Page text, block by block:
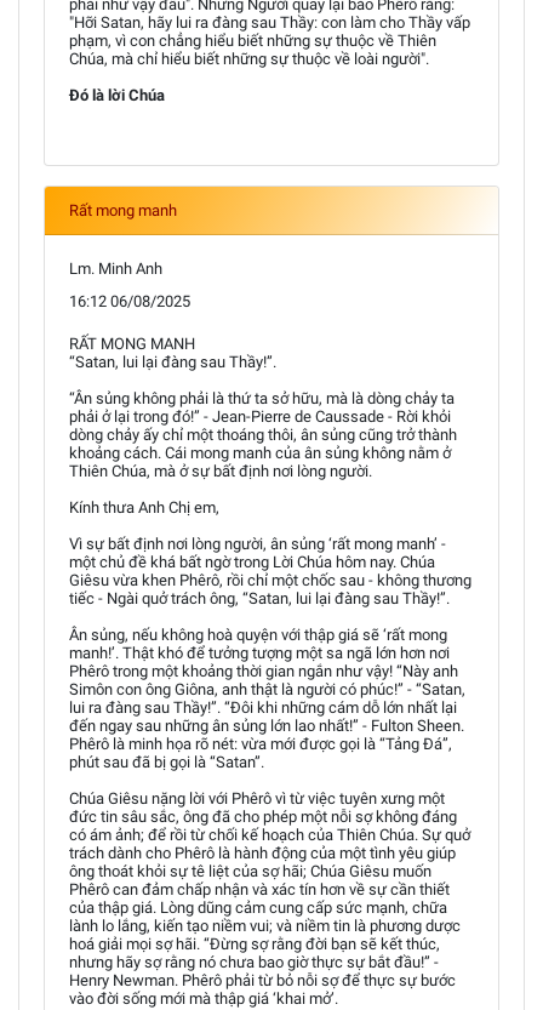
phải như vậy đâu". Nhưng Người quay lại bảo Phêrô rằng:
"Hỡi Satan, hãy lui ra đàng sau Thầy: con làm cho Thầy vấp
phạm, vì con chẳng hiểu biết những sự thuộc về Thiên
Chúa, mà chỉ hiểu biết những sự thuộc về loài người".
Đó là lời Chúa
Rất mong manh
Lm. Minh Anh
16:12 06/08/2025
RẤT MONG MANH
“Satan, lui lại đàng sau Thầy!”.
“Ân sủng không phải là thứ ta sở hữu, mà là dòng chảy ta
phải ở lại trong đó!” - Jean-Pierre de Caussade - Rời khỏi
dòng chảy ấy chỉ một thoáng thôi, ân sủng cũng trở thành
khoảng cách. Cái mong manh của ân sủng không nằm ở
Thiên Chúa, mà ở sự bất định nơi lòng người.
Kính thưa Anh Chị em,
Vì sự bất định nơi lòng người, ân sủng ‘rất mong manh’ -
một chủ đề khá bất ngờ trong Lời Chúa hôm nay. Chúa
Giêsu vừa khen Phêrô, rồi chỉ một chốc sau - không thương
tiếc - Ngài quở trách ông, “Satan, lui lại đàng sau Thầy!”.
Ân sủng, nếu không hoà quyện với thập giá sẽ ‘rất mong
manh!’. Thật khó để tưởng tượng một sa ngã lớn hơn nơi
Phêrô trong một khoảng thời gian ngắn như vậy! “Này anh
Simôn con ông Giôna, anh thật là người có phúc!” - “Satan,
lui ra đàng sau Thầy!”. “Đôi khi những cám dỗ lớn nhất lại
đến ngay sau những ân sủng lớn lao nhất!” - Fulton Sheen.
Phêrô là minh họa rõ nét: vừa mới được gọi là “Tảng Đá”,
phút sau đã bị gọi là “Satan”.
Chúa Giêsu nặng lời với Phêrô vì từ việc tuyên xưng một
đức tin sâu sắc, ông đã cho phép một nỗi sợ không đáng
có ám ảnh; để rồi từ chối kế hoạch của Thiên Chúa. Sự quở
trách dành cho Phêrô là hành động của một tình yêu giúp
ông thoát khỏi sự tê liệt của sợ hãi; Chúa Giêsu muốn
Phêrô can đảm chấp nhận và xác tín hơn về sự cần thiết
của thập giá. Lòng dũng cảm cung cấp sức mạnh, chữa
lành lo lắng, kiến tạo niềm vui; và niềm tin là phương dược
hoá giải mọi sợ hãi. “Đừng sợ rằng đời bạn sẽ kết thúc,
nhưng hãy sợ rằng nó chưa bao giờ thực sự bắt đầu!” -
Henry Newman. Phêrô phải từ bỏ nỗi sợ để thực sự bước
vào đời sống mới mà thập giá ‘khai mở’.